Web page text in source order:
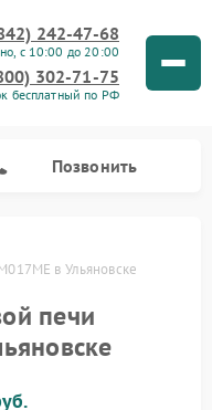
242-47-68
с 10:00 до 20:00
302-71-75
бесплатный по РФ
Позвонить
в Ульяновске
печи